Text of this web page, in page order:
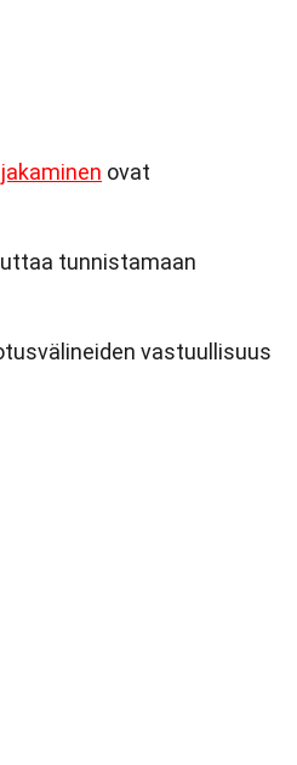
jakaminen ovat
tunnistamaan
vastuullisuus